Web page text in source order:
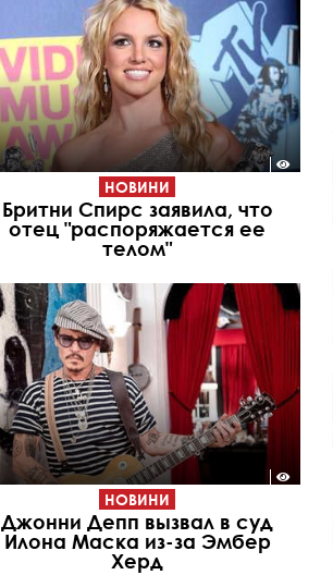
НОВИНИ
Бритни Спирс заявила, что
отец "распоряжается ее
телом"
НОВИНИ
Джонни Депп вызвал в суд
Илона Маска из-за Эмбер
Херд